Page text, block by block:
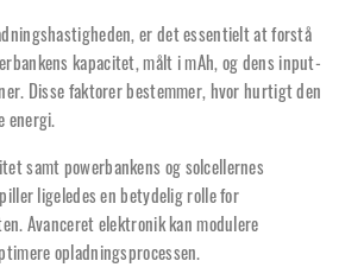
er det essentielt at forstå
kapacitet, målt i mAh, og dens input-
Disse faktorer bestemmer, hvor hurtigt den
energi.
samt powerbankens og solcellernes
ligeledes en betydelig rolle for
Avanceret elektronik kan modulere
opladningsprocessen.